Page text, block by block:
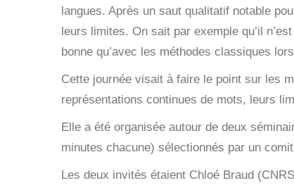
langues. Après un saut qualitatif notable
leurs limites. On sait par exemple qu’il
bonne qu’avec les méthodes classiques
Cette journée visait à faire le point sur les
représentations continues de mots, leurs
Elle a été organisée autour de deux
minutes chacune) sélectionnés par un
Les deux invités étaient Chloé Braud